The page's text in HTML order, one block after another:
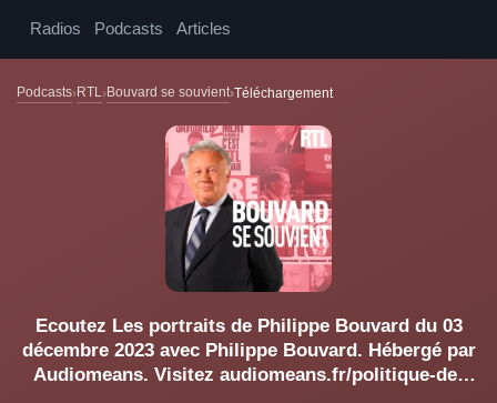
Radios Podcasts Articles
Podcasts RTL Bouvard se souvient Téléchargement
Ecoutez Les portraits de Philippe Bouvard du 03
décembre 2023 avec Philippe Bouvard. Hébergé par
Audiomeans. Visitez audiomeans.fr/politique-de-